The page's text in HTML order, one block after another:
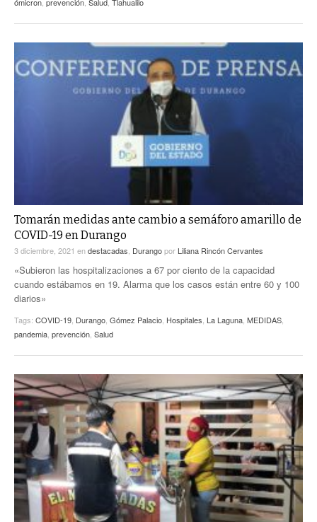
Tomarán medidas ante cambio a semáforo amarillo de
COVID-19 en Durango
3 diciembre, 2021 endestacadas, Durangopor Liliana Rincón Cervantes
«Subieron las hospitalizaciones a 67 por ciento de la capacidad
cuando estábamos en 19. Alarma que los casos están entre 60 y 100
diarios»
Tags: COVID-19, Durango, Gómez Palacio, Hospitales, La Laguna, MEDIDAS,
pandemia, prevención, Salud